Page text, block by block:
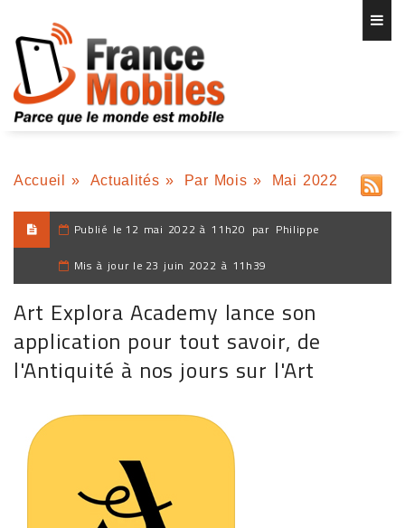
Accueil » Actualités » Par Mois » Mai 2022
Publié le 12 mai 2022 à 11h20 par Philippe
Mis à jour le 23 juin 2022 à 11h39
Art Explora Academy lance son
application pour tout savoir, de
l'Antiquité à nos jours sur l'Art